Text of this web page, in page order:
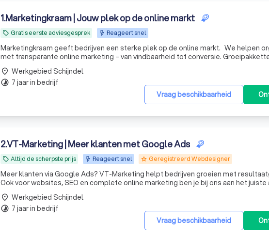
1.Marketingkraam | Jouw plek op de online markt
local_offer Gratis eerste adviesgesprek Reageert snel
Marketingkraam geeft bedrijven een sterke plek op de online markt. We helpen
met transparante online marketing – van vindbaarheid tot conversie.
Vraag beschikbaarheid
place Werkgebied Schijndel
timelapse 7 jaar in bedrijf
2.VT-Marketing | Meer klanten met Google Ads
local_offer Altijd de scherpste prijs Reageert snel grade Geregistreerd Webdesigner
Meer klanten via Google Ads? VT-Marketing helpt bedrijven groeien met
Ook voor websites, SEO en complete online marketing ben je bij ons aan het juiste
Vraag beschikbaarheid
place Werkgebied Schijndel
timelapse 7 jaar in bedrijf